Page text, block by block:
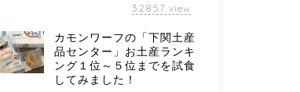
32857 view
カモンワーフの「下関土産
品センター」お土産ランキ
ング１位～５位までを試食
してみました！